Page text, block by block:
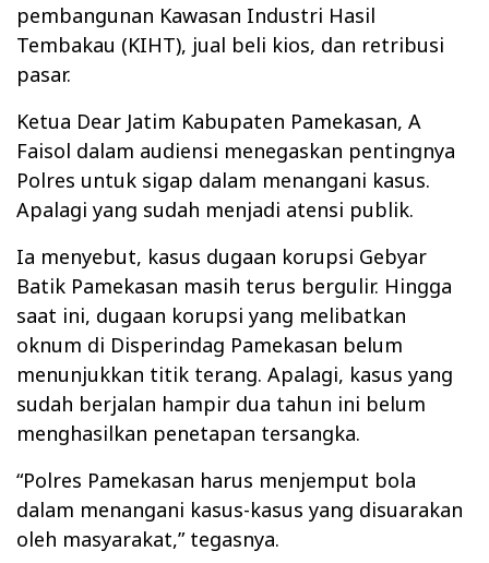
pembangunan Kawasan Industri Hasil
Tembakau (KIHT), jual beli kios, dan retribusi
pasar.
Ketua Dear Jatim Kabupaten Pamekasan, A
Faisol dalam audiensi menegaskan pentingnya
Polres untuk sigap dalam menangani kasus.
Apalagi yang sudah menjadi atensi publik.
Ia menyebut, kasus dugaan korupsi Gebyar
Batik Pamekasan masih terus bergulir. Hingga
saat ini, dugaan korupsi yang melibatkan
oknum di Disperindag Pamekasan belum
menunjukkan titik terang. Apalagi, kasus yang
sudah berjalan hampir dua tahun ini belum
menghasilkan penetapan tersangka.
“Polres Pamekasan harus menjemput bola
dalam menangani kasus-kasus yang disuarakan
oleh masyarakat,” tegasnya.